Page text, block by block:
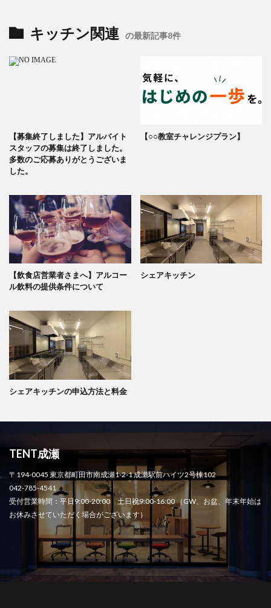
キッチン関連 の最新記事8件
【募集終了しました】アルバイト
スタッフの募集は終了しました。
多数のご応募ありがとうございま
した。
【○○教室チャレンジプラン】
【飲食店営業者さまへ】アルコー
ル飲料の提供条件について
シェアキッチン
シェアキッチンの申込方法と料金
TENT成瀬
〒194-0045 東京都町田市南成瀬1-2-1 成瀬駅前ハイツ2号棟102
042-785-4541
受付営業時間：平日9:00-20:00 土日祝9:00-16:00 （GW、お盆、年末年始は
お休みさせていただく場合がございます）